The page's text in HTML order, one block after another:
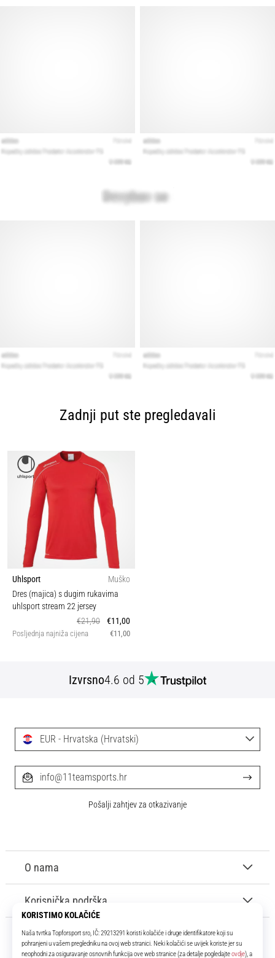
Zadnji put ste pregledavali
Uhlsport
Muško
Dres (majica) s dugim rukavima
uhlsport stream 22 jersey
€21,90
€11,00
Posljednja najniža cijena €11,00
Izvrsno4.6 od 5
O nama
Korisnička podrška
EUR - Hrvatska (Hrvatski)
info@11teamsports.hr
Pošalji zahtjev za otkazivanje